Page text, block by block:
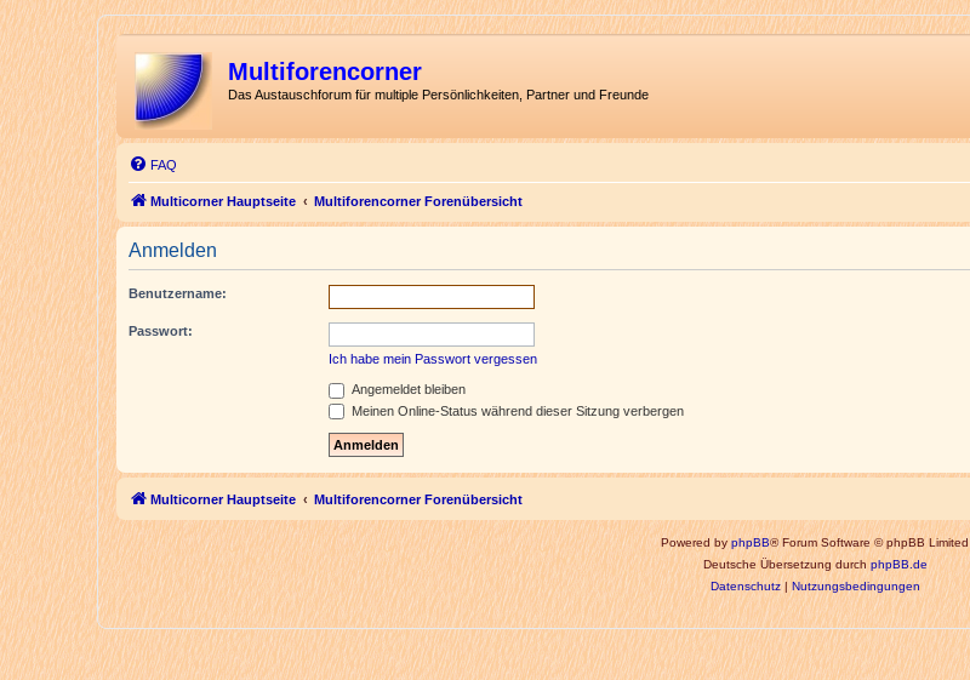
Multiforencorner
Das Austauschforum für multiple Persönlichkeiten, Partner und Freunde
FAQ
Multicorner Hauptseite Multiforencorner Forenübersicht
Anmelden
Benutzername:
Passwort:
Ich habe mein Passwort vergessen
Angemeldet bleiben
Meinen Online-Status während dieser Sitzung verbergen
Multicorner Hauptseite Multiforencorner Forenübersicht
Powered byphpBB® Forum Software © phpBB Limited
Deutsche Übersetzung durchphpBB.de
Datenschutz|Nutzungsbedingungen